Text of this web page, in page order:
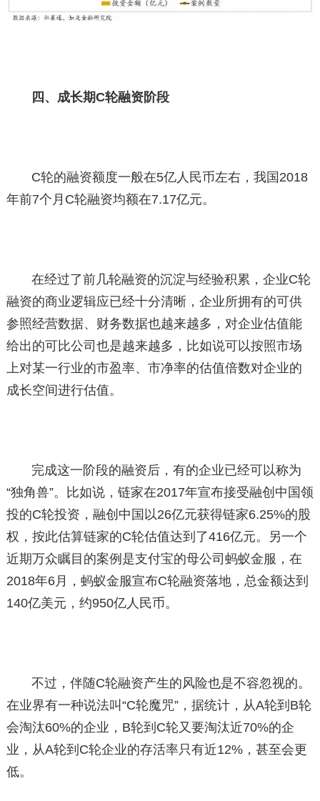
四、成长期C轮融资阶段
C轮的融资额度一般在5亿人民币左右，我国2018
年前7个月C轮融资均额在7.17亿元。
在经过了前几轮融资的沉淀与经验积累，企业C轮
融资的商业逻辑应已经十分清晰，企业所拥有的可供
参照经营数据、财务数据也越来越多，对企业估值能
给出的可比公司也是越来越多，比如说可以按照市场
上对某一行业的市盈率、市净率的估值倍数对企业的
成长空间进行估值。
完成这一阶段的融资后，有的企业已经可以称为
“独角兽”。比如说，链家在2017年宣布接受融创中国领
投的C轮投资，融创中国以26亿元获得链家6.25%的股
权，按此估算链家的C轮估值达到了416亿元。另一个
近期万众瞩目的案例是支付宝的母公司蚂蚁金服，在
2018年6月，蚂蚁金服宣布C轮融资落地，总金额达到
140亿美元，约950亿人民币。
不过，伴随C轮融资产生的风险也是不容忽视的。
在业界有一种说法叫“C轮魔咒”，据统计，从A轮到B轮
会淘汰60%的企业，B轮到C轮又要淘汰近70%的企
业，从A轮到C轮企业的存活率只有近12%，甚至会更
低。